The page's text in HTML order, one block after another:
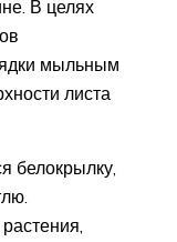
В целях
мыльным
листа
белокрылку,